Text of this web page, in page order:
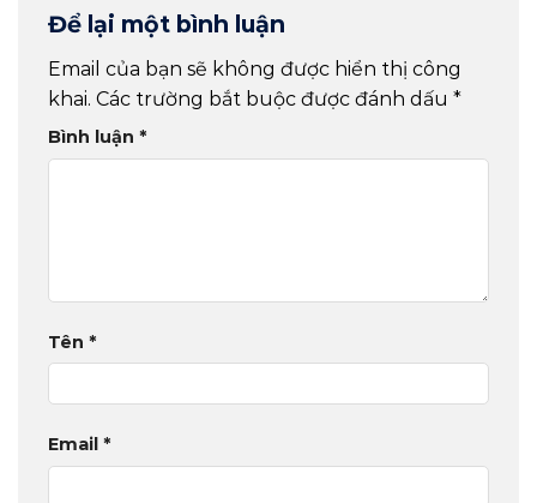
Để lại một bình luận
Email của bạn sẽ không được hiển thị công
khai. Các trường bắt buộc được đánh dấu *
Bình luận *
Tên *
Email *